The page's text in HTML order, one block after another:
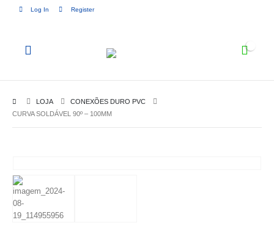
Log In Register
LOJA
CONEXÕES DURO PVC
CURVA SOLDÁVEL 90º – 100MM